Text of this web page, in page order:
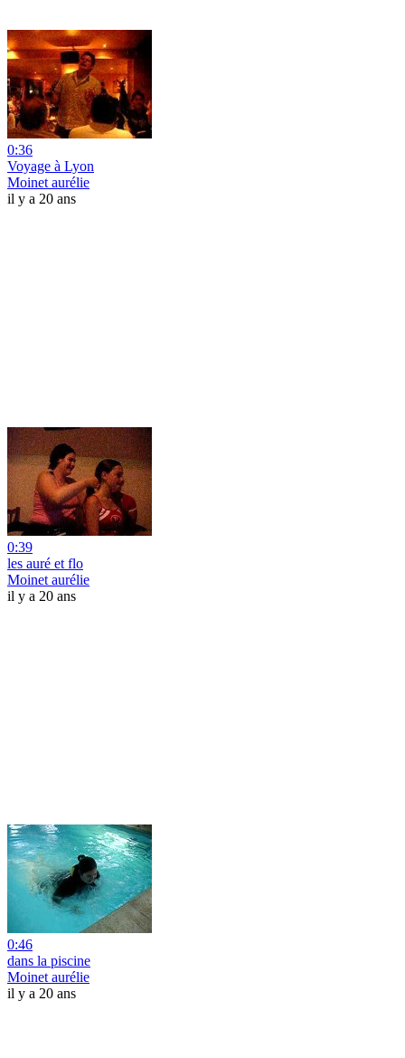
0:36
Voyage à Lyon
Moinet aurélie
il y a 20 ans
0:39
les auré et flo
Moinet aurélie
il y a 20 ans
0:46
dans la piscine
Moinet aurélie
il y a 20 ans